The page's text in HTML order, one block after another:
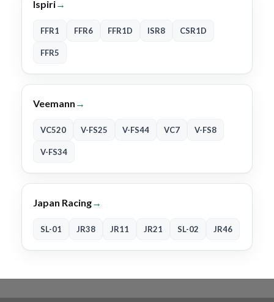
Ispiri→
FFR1 FFR6 FFR1D ISR8 CSR1D
FFR5
Veemann →
VC520 V-FS25 V-FS44 VC7 V-FS8
V-FS34
Japan Racing→
SL-01 JR38 JR11 JR21 SL-02 JR46